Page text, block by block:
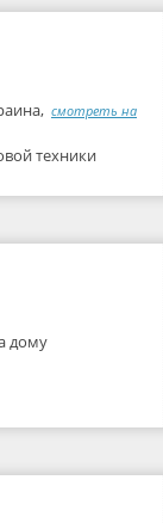
смотреть на
техники
дому